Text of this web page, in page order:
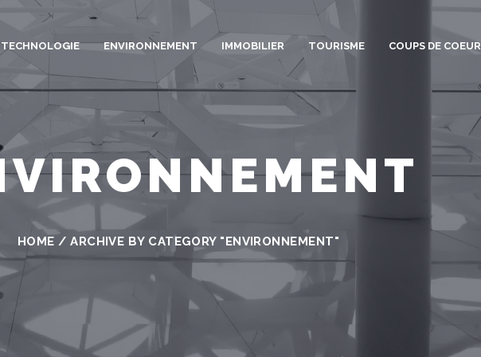
TECHNOLOGIE ENVIRONNEMENT IMMOBILIER TOURISME COUPS DE COEUR
HOME /ARCHIVE BY CATEGORY "ENVIRONNEMENT"